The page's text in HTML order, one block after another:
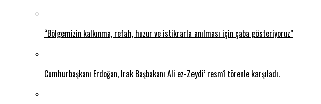
“Bölgemizin kalkınma, refah, huzur ve istikrarla anılması için çaba gösteriyoruz”
Cumhurbaşkanı Erdoğan, Irak Başbakanı Ali ez-Zeydi’ resmî törenle karşıladı.